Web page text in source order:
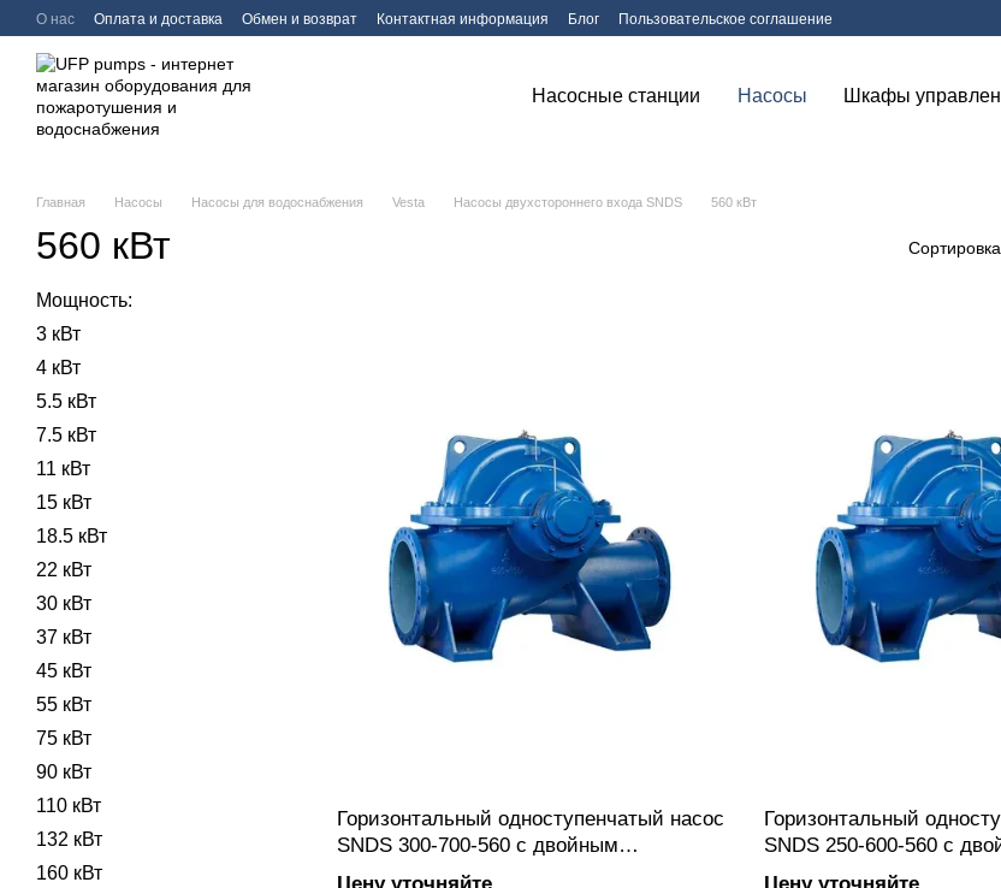
Перейти к основному контенту
О нас Оплата и доставка Обмен и возврат Контактная информация Блог Пользовательское соглашение
Насосные станции Насосы Шкафы
Главная Насосы Насосы для водоснабжения Vesta Насосы двухстороннего входа SNDS 560 кВт
560 кВт
Горизонтальный одноступенчатый насос
SNDS 300-700-560 с двойным
всасыванием изготовленным из чугуна,
Горизонтальный
SNDS 250-600-560 с
всасыванием
Мощность:
3 кВт
4 кВт
5.5 кВт
7.5 кВт
11 кВт
15 кВт
18.5 кВт
22 кВт
30 кВт
37 кВт
45 кВт
55 кВт
75 кВт
90 кВт
110 кВт
132 кВт
160 кВт